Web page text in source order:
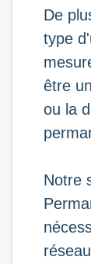
De
type
être
ou la
Notre